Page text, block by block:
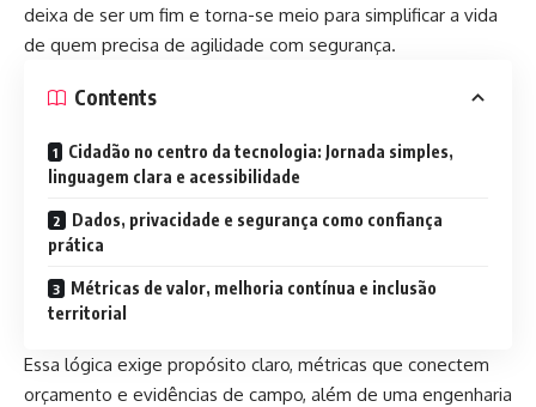
deixa de ser um fim e torna-se meio para simplificar a vida
de quem precisa de agilidade com segurança.
Contents
Cidadão no centro da tecnologia: Jornada simples,
linguagem clara e acessibilidade
Dados, privacidade e segurança como confiança
prática
Métricas de valor, melhoria contínua e inclusão
territorial
Essa lógica exige propósito claro, métricas que conectem
orçamento e evidências de campo, além de uma engenharia